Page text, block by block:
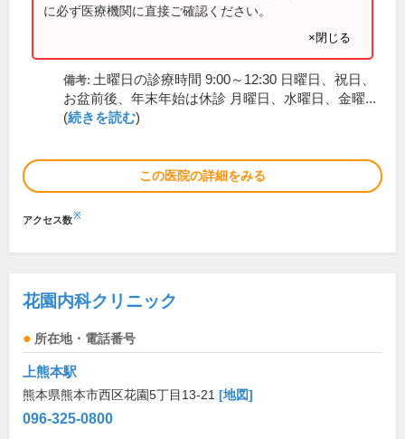
に必ず医療機関に直接ご確認ください。
×閉じる
備考: 土曜日の診療時間 9:00～12:30 日曜日、祝日、
お盆前後、年末年始は休診 月曜日、水曜日、金曜...
(続きを読む)
この医院の詳細をみる
アクセス数※
花園内科クリニック
所在地・電話番号
上熊本駅
熊本県熊本市西区花園5丁目13-21 [地図]
096-325-0800